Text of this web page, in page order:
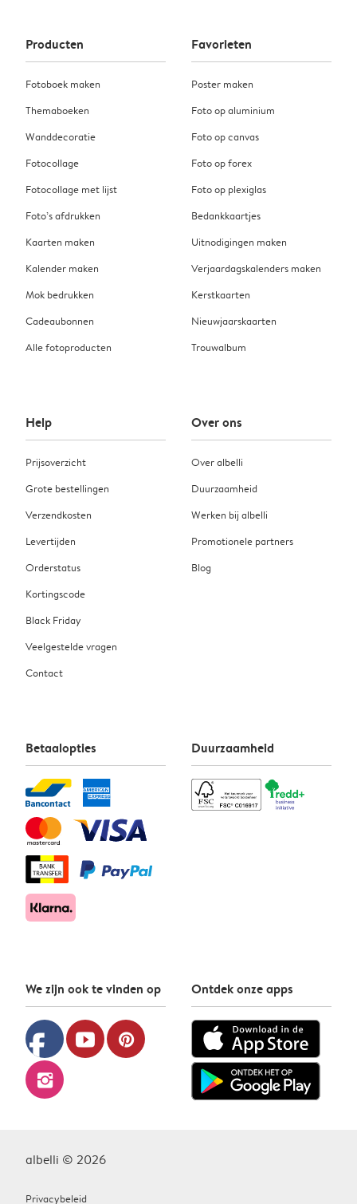
Producten
Fotoboek maken
Themaboeken
Wanddecoratie
Fotocollage
Fotocollage met lijst
Foto’s afdrukken
Kaarten maken
Kalender maken
Mok bedrukken
Cadeaubonnen
Alle fotoproducten
Favorieten
Poster maken
Foto op aluminium
Foto op canvas
Foto op forex
Foto op plexiglas
Bedankkaartjes
Uitnodigingen maken
Verjaardagskalenders maken
Kerstkaarten
Nieuwjaarskaarten
Trouwalbum
Help
Prijsoverzicht
Grote bestellingen
Verzendkosten
Levertijden
Orderstatus
Kortingscode
Black Friday
Veelgestelde vragen
Contact
Over ons
Over albelli
Duurzaamheid
Werken bij albelli
Promotionele partners
Blog
Betaalopties Duurzaamheid
We zijn ook te vinden op
facebook youtube pinterest
instagram
Ontdek onze apps
albelli © 2026
Privacybeleid